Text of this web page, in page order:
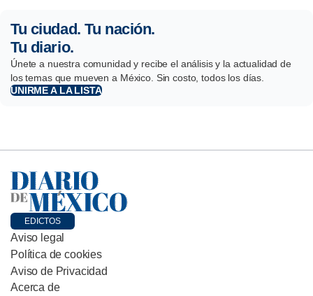
Tu ciudad. Tu nación.
Tu diario.
Únete a nuestra comunidad y recibe el análisis y la actualidad de
los temas que mueven a México. Sin costo, todos los días.
UNIRME A LA LISTA
EDICTOS
Aviso legal
Política de cookies
Aviso de Privacidad
Acerca de